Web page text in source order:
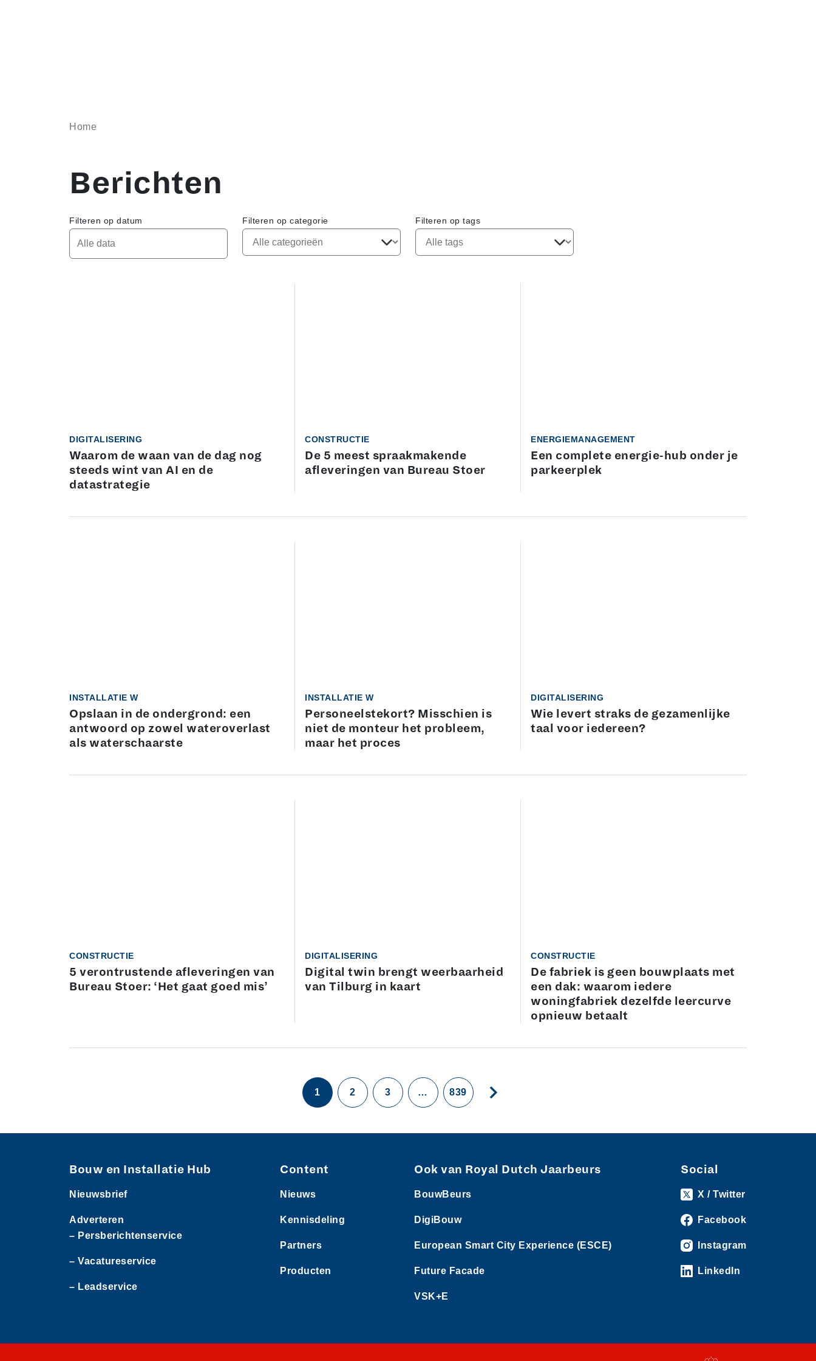
Home
Berichten
Filteren op datum Filteren op categorie Filteren op tags
DIGITALISERING
Waarom de waan van de dag nog
steeds wint van AI en de
datastrategie
CONSTRUCTIE
De 5 meest spraakmakende
afleveringen van Bureau Stoer
ENERGIEMANAGEMENT
Een complete energie-hub onder je
parkeerplek
INSTALLATIE W
Opslaan in de ondergrond: een
antwoord op zowel wateroverlast
als waterschaarste
INSTALLATIE W
Personeelstekort? Misschien is
niet de monteur het probleem,
maar het proces
DIGITALISERING
Wie levert straks de gezamenlijke
taal voor iedereen?
CONSTRUCTIE
5 verontrustende afleveringen van
Bureau Stoer: ‘Het gaat goed mis’
DIGITALISERING
Digital twin brengt weerbaarheid
van Tilburg in kaart
CONSTRUCTIE
De fabriek is geen bouwplaats met
een dak: waarom iedere
woningfabriek dezelfde leercurve
opnieuw betaalt
1 2 3 … 839
Bouw en Installatie Hub
Nieuwsbrief
Adverteren
– Persberichtenservice
– Vacatureservice
– Leadservice
Content
Nieuws
Kennisdeling
Partners
Producten
Ook van Royal Dutch Jaarbeurs
BouwBeurs
DigiBouw
European Smart City Experience (ESCE)
Future Facade
VSK+E
Social
X / Twitter
Facebook
Instagram
LinkedIn